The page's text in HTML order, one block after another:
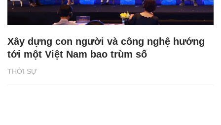
THỜI SỰ
Xây dựng con người và công nghệ hướng
tới một Việt Nam bao trùm số